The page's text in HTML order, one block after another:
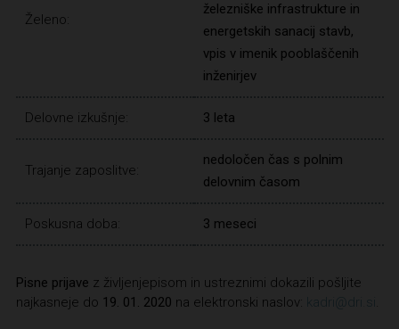
Želeno:
železniške infrastrukture in
energetskih sanacij stavb,
vpis v imenik pooblaščenih
inženirjev
Delovne izkušnje: 3 leta
Trajanje zaposlitve:
nedoločen čas s polnim
delovnim časom
Poskusna doba: 3 meseci
Pisne prijave z življenjepisom in ustreznimi dokazili pošljite
najkasneje do 19. 01. 2020 na elektronski naslov: kadri@dri.si